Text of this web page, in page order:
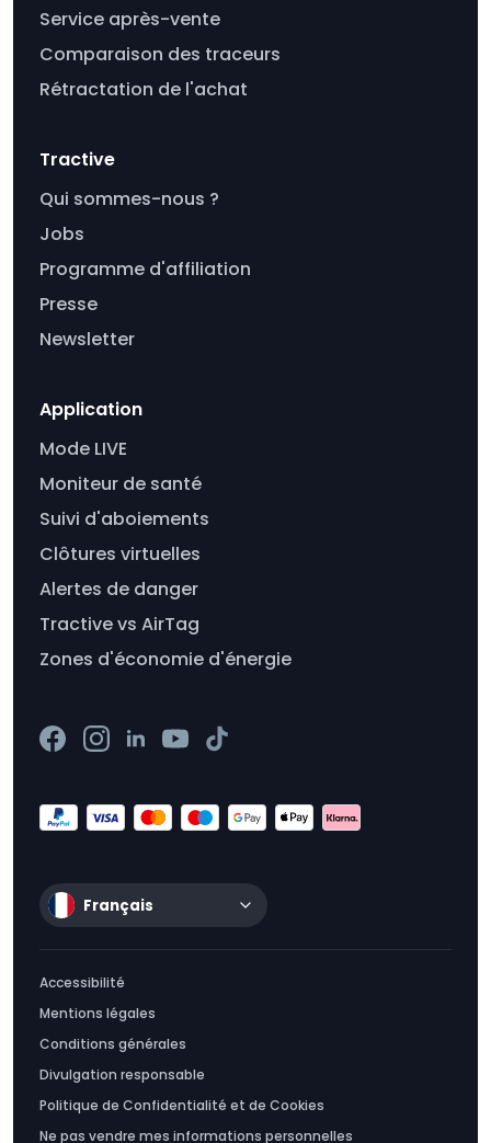
Service après-vente
Comparaison des traceurs
Rétractation de l'achat
Tractive
Qui sommes-nous ?
Jobs
Programme d'affiliation
Presse
Newsletter
Application
Mode LIVE
Moniteur de santé
Suivi d'aboiements
Clôtures virtuelles
Alertes de danger
Tractive vs AirTag
Zones d'économie d'énergie
Français
Accessibilité
Mentions légales
Conditions générales
Divulgation responsable
Politique de Confidentialité et de Cookies
Ne pas vendre mes informations personnelles